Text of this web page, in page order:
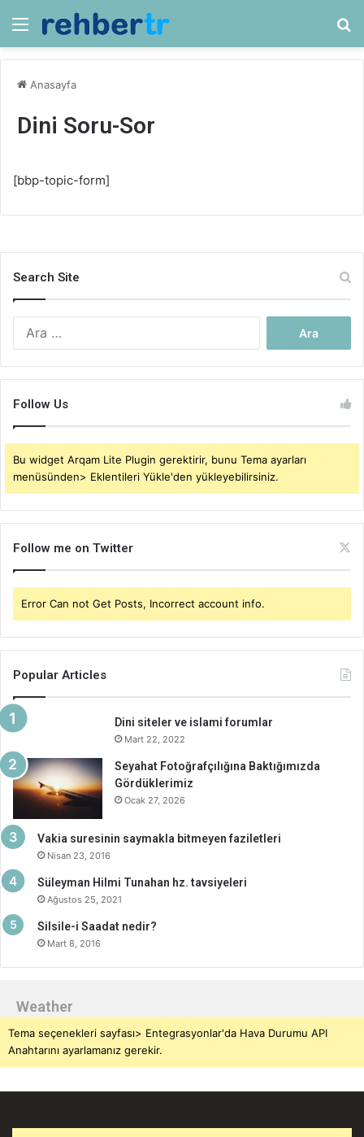
Menü
Anasayfa
Dini Soru-Sor
[bbp-topic-form]
Search Site
Follow Us
Bu widget Arqam Lite Plugin gerektirir, bunu Tema ayarları
menüsünden> Eklentileri Yükle'den yükleyebilirsiniz.
Follow me on Twitter
Error Can not Get Posts, Incorrect account info.
Popular Articles
Dini siteler ve islami forumlar
Mart 22, 2022
Seyahat Fotoğrafçılığına Baktığımızda
Gördüklerimiz
Ocak 27, 2026
Vakia suresinin saymakla bitmeyen faziletleri
Nisan 23, 2016
Süleyman Hilmi Tunahan hz. tavsiyeleri
Ağustos 25, 2021
Silsile-i Saadat nedir?
Mart 8, 2016
Weather
Tema seçenekleri sayfası> Entegrasyonlar'da Hava Durumu API
Anahtarını ayarlamanız gerekir.